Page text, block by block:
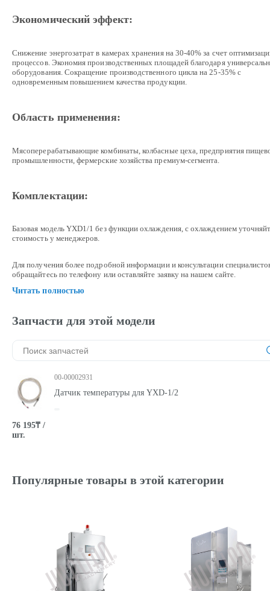
Экономический эффект:
Снижение энергозатрат в камерах хранения на 30-40% за счет
процессов. Экономия производственных площадей благодаря
оборудования. Сокращение производственного цикла на 25-35% с
одновременным повышением качества продукции.
Область применения:
Мясоперерабатывающие комбинаты, колбасные цеха, предприятия
промышленности, фермерские хозяйства премиум-сегмента.
Комплектации:
Базовая модель YXD1/1 без функции охлаждения, с охлаждением
стоимость у менеджеров.
Для получения более подробной информации и консультации
обращайтесь по телефону или оставляйте заявку на нашем сайте.
Читать полностью
Запчасти для этой модели
00-00002931
Датчик температуры для YXD-1/2
76 195₸ /
шт.
Популярные товары в этой категории